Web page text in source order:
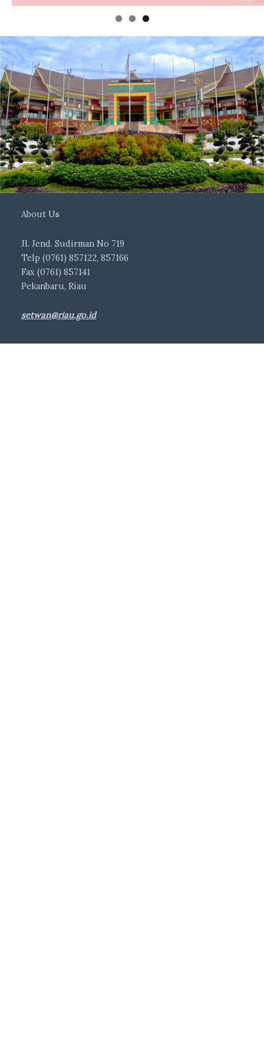
About Us
Jl. Jend. Sudirman No 719
Telp (0761) 857122, 857166
Fax (0761) 857141
Pekanbaru, Riau
setwan@riau.go.id